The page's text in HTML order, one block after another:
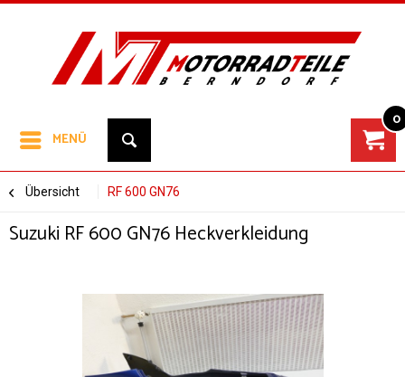
MENÜ
0
Übersicht RF 600 GN76
Suzuki RF 600 GN76 Heckverkleidung